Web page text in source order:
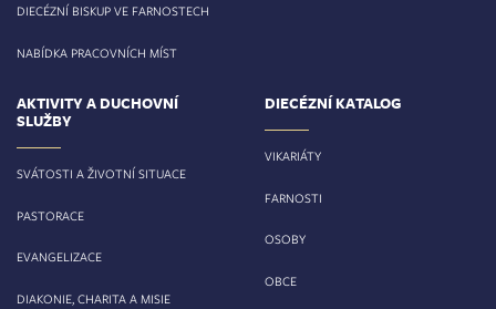
DIECÉZNÍ BISKUP VE FARNOSTECH
NABÍDKA PRACOVNÍCH MÍST
AKTIVITY A DUCHOVNÍ
SLUŽBY
SVÁTOSTI A ŽIVOTNÍ SITUACE
PASTORACE
EVANGELIZACE
DIAKONIE, CHARITA A MISIE
DIECÉZNÍ KATALOG
VIKARIÁTY
FARNOSTI
OSOBY
OBCE